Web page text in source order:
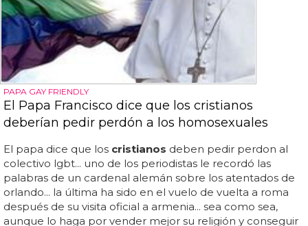
PAPA GAY FRIENDLY
El Papa Francisco dice que los cristianos
deberían pedir perdón a los homosexuales
El papa dice que los cristianos deben pedir perdon al
colectivo lgbt... uno de los periodistas le recordó las
palabras de un cardenal alemán sobre los atentados de
orlando... la última ha sido en el vuelo de vuelta a roma
después de su visita oficial a armenia... sea como sea,
aunque lo haga por vender mejor su religión y conseguir